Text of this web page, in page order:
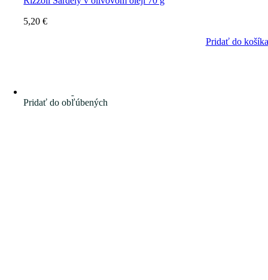
5,20€
Pridať do košíka
Pridať do obľúbených